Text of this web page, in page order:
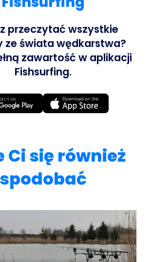
przeczytać wszystkie
ze świata wędkarstwa?
zawartość w aplikacji
Fishsurfing.
Ci się również
spodobać